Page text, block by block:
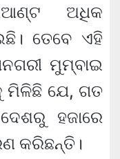
ଅଧିକ
ତେବେ ଏହି
ମୁମ୍ବାଇ
ମିଳିଛି ଯେ, ଗତ
ହଜାରେ
କରିଛନ୍ତି।